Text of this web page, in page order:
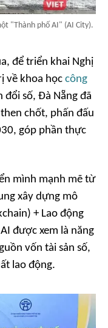
"Thành phố AI" (AI City).
để triển khai Nghị
về khoa học công
đổi số, Đà Nẵng đã
chốt, phấn đấu
góp phần thực
mình mạnh mẽ từ
xây dựng mô
+ Lao động
được xem là năng
vốn tài sản số,
lao động.